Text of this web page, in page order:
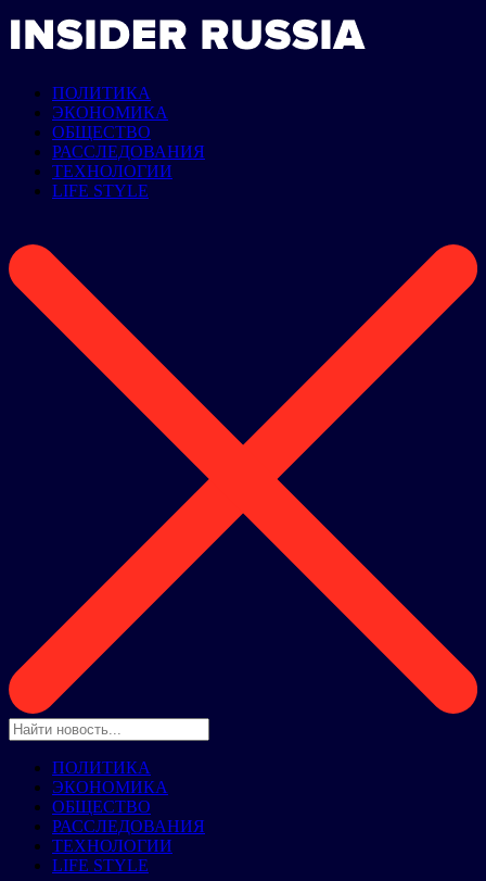
ПОЛИТИКА
ЭКОНОМИКА
ОБЩЕСТВО
РАССЛЕДОВАНИЯ
ТЕХНОЛОГИИ
LIFE STYLE
ПОЛИТИКА
ЭКОНОМИКА
ОБЩЕСТВО
РАССЛЕДОВАНИЯ
ТЕХНОЛОГИИ
LIFE STYLE